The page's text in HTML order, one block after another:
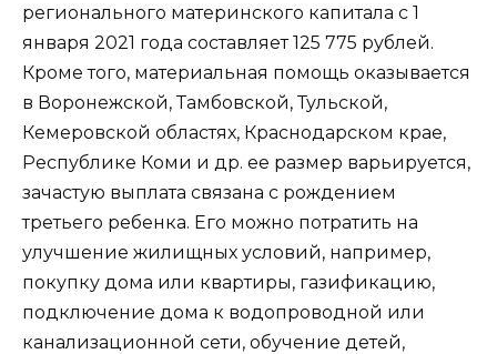
регионального материнского капитала с 1
января 2021 года составляет 125 775 рублей.
Кроме того, материальная помощь оказывается
в Воронежской, Тамбовской, Тульской,
Кемеровской областях, Краснодарском крае,
Республике Коми и др. ее размер варьируется,
зачастую выплата связана с рождением
третьего ребенка. Его можно потратить на
улучшение жилищных условий, например,
покупку дома или квартиры, газификацию,
подключение дома к водопроводной или
канализационной сети, обучение детей,